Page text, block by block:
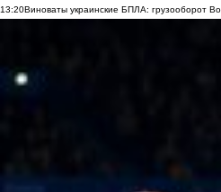
13:20Виноваты украинские БПЛА: грузооборот